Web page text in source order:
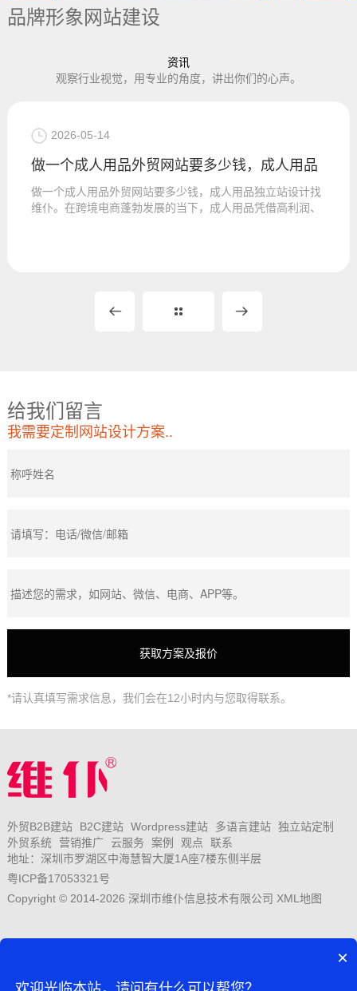
品牌形象网站建设
资讯
观察行业视觉，用专业的角度，讲出你们的心声。
2026-05-14
做一个成人用品外贸网站要多少钱，成人用品
做一个成人用品外贸网站要多少钱，成人用品独立站设计找
维仆。在跨境电商蓬勃发展的当下，成人用品凭借高利润、
给我们留言
我需要定制网站设计方案..
*请认真填写需求信息，我们会在12小时内与您取得联系。
外贸B2B建站 B2C建站 Wordpress建站 多语言建站 独立站定制
外贸系统
营销推广 云服务 案例 观点
联系
地址：深圳市罗湖区中海慧智大厦1A座7楼东侧半层
粤ICP备17053321号
Copyright © 2014-2026 深圳市维仆信息技术有限公司 XML地图
×